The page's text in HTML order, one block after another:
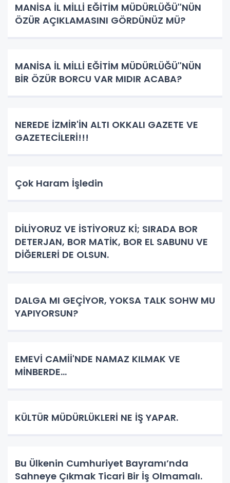
MANİSA İL MİLLİ EĞİTİM MÜDÜRLÜĞÜ''NÜN
ÖZÜR AÇIKLAMASINI GÖRDÜNÜZ MÜ?
MANİSA İL MİLLİ EĞİTİM MÜDÜRLÜĞÜ''NÜN
BİR ÖZÜR BORCU VAR MIDIR ACABA?
NEREDE İZMİR'İN ALTI OKKALI GAZETE VE
GAZETECİLERİ!!!
Çok Haram İşledin
DİLİYORUZ VE İSTİYORUZ Kİ; SIRADA BOR
DETERJAN, BOR MATİK, BOR EL SABUNU VE
DİĞERLERİ DE OLSUN.
DALGA MI GEÇİYOR, YOKSA TALK SOHW MU
YAPIYORSUN?
EMEVİ CAMİİ'NDE NAMAZ KILMAK VE
MİNBERDE...
KÜLTÜR MÜDÜRLÜKLERİ NE İŞ YAPAR.
Bu Ülkenin Cumhuriyet Bayramı’nda
Sahneye Çıkmak Ticari Bir İş Olmamalı.